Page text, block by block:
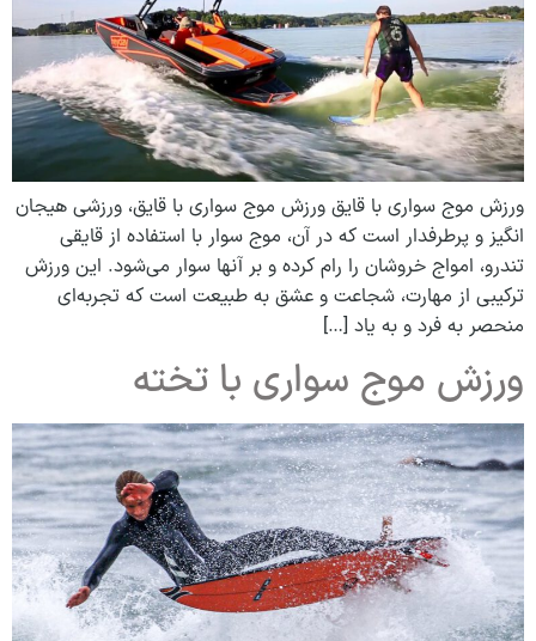
ورزش موج سواری با قایق ورزش موج سواری با قایق، ورزشی هیجان
انگیز و پرطرفدار است که در آن، موج سوار با استفاده از قایقی
تندرو، امواج خروشان را رام کرده و بر آنها سوار می‌شود. این ورزش
ترکیبی از مهارت، شجاعت و عشق به طبیعت است که تجربه‌ای
منحصر به فرد و به یاد […]
ورزش موج سواری با تخته